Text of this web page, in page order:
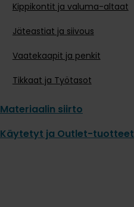
Kippikontit ja valuma-altaat
Jäteastiat ja siivous
Vaatekaapit ja penkit
Tikkaat ja Työtasot
Materiaalin siirto
Käytetyt ja Outlet-tuotteet